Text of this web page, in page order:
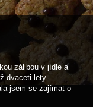
zálibou v jídle a
dvaceti lety
jsem se zajímat o